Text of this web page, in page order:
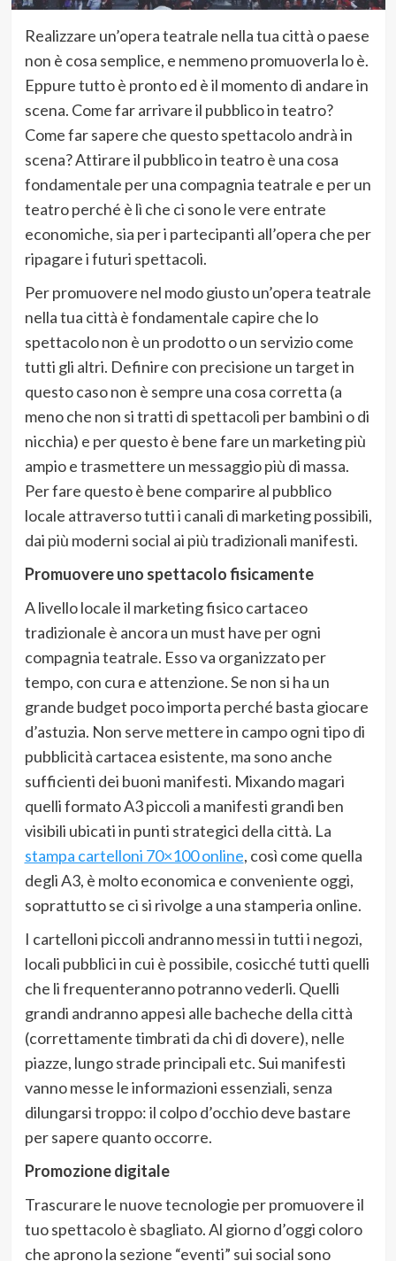
Realizzare un’opera teatrale nella tua città o paese
non è cosa semplice, e nemmeno promuoverla lo è.
Eppure tutto è pronto ed è il momento di andare in
scena. Come far arrivare il pubblico in teatro?
Come far sapere che questo spettacolo andrà in
scena? Attirare il pubblico in teatro è una cosa
fondamentale per una compagnia teatrale e per un
teatro perché è lì che ci sono le vere entrate
economiche, sia per i partecipanti all’opera che per
ripagare i futuri spettacoli.
Per promuovere nel modo giusto un’opera teatrale
nella tua città è fondamentale capire che lo
spettacolo non è un prodotto o un servizio come
tutti gli altri. Definire con precisione un target in
questo caso non è sempre una cosa corretta (a
meno che non si tratti di spettacoli per bambini o di
nicchia) e per questo è bene fare un marketing più
ampio e trasmettere un messaggio più di massa.
Per fare questo è bene comparire al pubblico
locale attraverso tutti i canali di marketing possibili,
dai più moderni social ai più tradizionali manifesti.
Promuovere uno spettacolo fisicamente
A livello locale il marketing fisico cartaceo
tradizionale è ancora un must have per ogni
compagnia teatrale. Esso va organizzato per
tempo, con cura e attenzione. Se non si ha un
grande budget poco importa perché basta giocare
d’astuzia. Non serve mettere in campo ogni tipo di
pubblicità cartacea esistente, ma sono anche
sufficienti dei buoni manifesti. Mixando magari
quelli formato A3 piccoli a manifesti grandi ben
visibili ubicati in punti strategici della città. La
stampa cartelloni 70×100 online, così come quella
degli A3, è molto economica e conveniente oggi,
soprattutto se ci si rivolge a una stamperia online.
I cartelloni piccoli andranno messi in tutti i negozi,
locali pubblici in cui è possibile, cosicché tutti quelli
che li frequenteranno potranno vederli. Quelli
grandi andranno appesi alle bacheche della città
(correttamente timbrati da chi di dovere), nelle
piazze, lungo strade principali etc. Sui manifesti
vanno messe le informazioni essenziali, senza
dilungarsi troppo: il colpo d’occhio deve bastare
per sapere quanto occorre.
Promozione digitale
Trascurare le nuove tecnologie per promuovere il
tuo spettacolo è sbagliato. Al giorno d’oggi coloro
che aprono la sezione “eventi” sui social sono